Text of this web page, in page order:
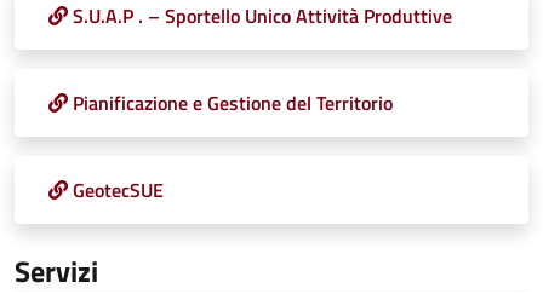
S.U.A.P . – Sportello Unico Attività Produttive
Pianificazione e Gestione del Territorio
GeotecSUE
Servizi